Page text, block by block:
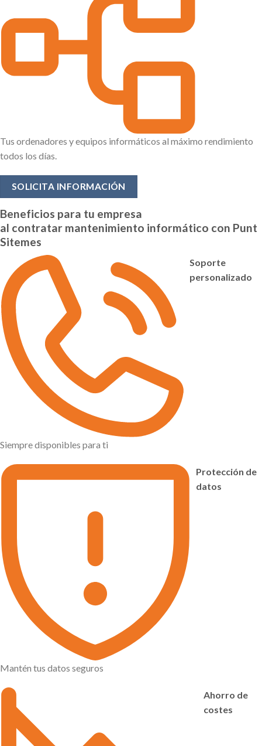
Tus ordenadores y equipos informáticos al máximo rendimiento
todos los días.
SOLICITA INFORMACIÓN
Beneficios para tu empresa
al contratar mantenimiento informático con Punt
Sitemes
Soporte
personalizado
Siempre disponibles para ti
Protección de
datos
Mantén tus datos seguros
Ahorro de
costes